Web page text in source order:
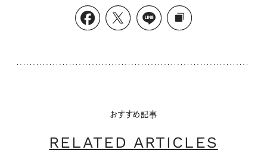
おすすめ記事
RELATED ARTICLES